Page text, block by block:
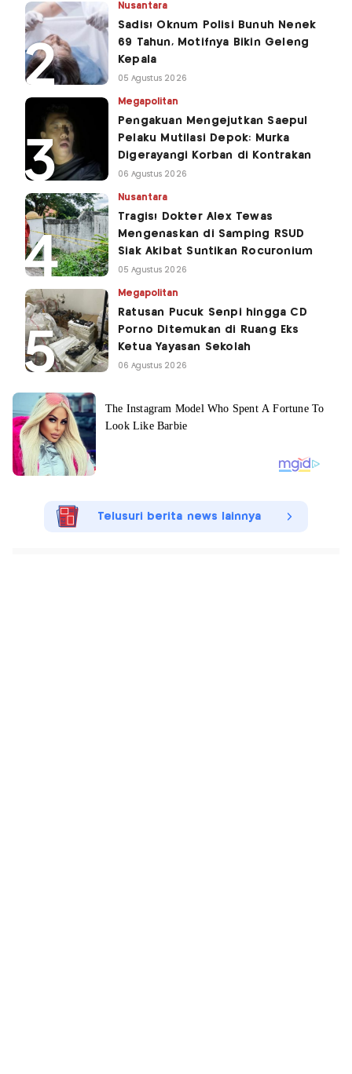
Nusantara
Sadis! Oknum Polisi Bunuh Nenek
69 Tahun, Motifnya Bikin Geleng
Kepala
05 Agustus 2026
Megapolitan
Pengakuan Mengejutkan Saepul
Pelaku Mutilasi Depok: Murka
Digerayangi Korban di Kontrakan
06 Agustus 2026
Nusantara
Tragis! Dokter Alex Tewas
Mengenaskan di Samping RSUD
Siak Akibat Suntikan Rocuronium
05 Agustus 2026
Megapolitan
Ratusan Pucuk Senpi hingga CD
Porno Ditemukan di Ruang Eks
Ketua Yayasan Sekolah
06 Agustus 2026
Telusuri berita news lainnya